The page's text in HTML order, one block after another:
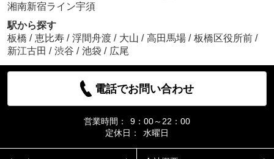
湘南新宿ライン宇須
駅から探す
板橋 / 恵比寿 / 浮間舟渡 / 大山 / 高田馬場 / 板橋区役所前 /
新江古田 / 渋谷 / 池袋 / 広尾
電話でお問い合わせ
営業時間：
9：00～22：00
定休日：
水曜日